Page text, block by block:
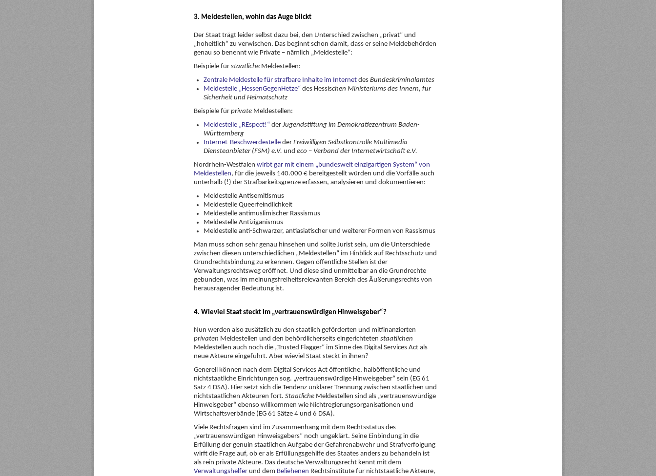
3. Meldestellen, wohin das Auge blickt
Der Staat trägt leider selbst dazu bei, den Unterschied zwischen „privat“ und
„hoheitlich“ zu verwischen. Das beginnt schon damit, dass er seine Meldebehörden
genau so benennt wie Private – nämlich „Meldestelle“:
Beispiele für staatliche Meldestellen:
Zentrale Meldestelle für strafbare Inhalte im Internet des Bundeskriminalamtes
Meldestelle „HessenGegenHetze“ des Hessischen Ministeriums des Innern, für
Sicherheit und Heimatschutz
Beispiele für private Meldestellen:
Meldestelle „REspect!“ der Jugendstiftung im Demokratiezentrum Baden-
Württemberg
Internet-Beschwerdestelle der Freiwilligen Selbstkontrolle Multimedia-
Diensteanbieter (FSM) e.V. und eco – Verband der Internetwirtschaft e.V.
Nordrhein-Westfalen wirbt gar mit einem „bundesweit einzigartigen System“ von
Meldestellen, für die jeweils 140.000 € bereitgestellt würden und die Vorfälle auch
unterhalb (!) der Strafbarkeitsgrenze erfassen, analysieren und dokumentieren:
Meldestelle Antisemitismus
Meldestelle Queerfeindlichkeit
Meldestelle antimuslimischer Rassismus
Meldestelle Antiziganismus
Meldestelle anti-Schwarzer, antiasiatischer und weiterer Formen von Rassismus
Man muss schon sehr genau hinsehen und sollte Jurist sein, um die Unterschiede
zwischen diesen unterschiedlichen „Meldestellen“ im Hinblick auf Rechtsschutz und
Grundrechtsbindung zu erkennen. Gegen öffentliche Stellen ist der
Verwaltungsrechtsweg eröffnet. Und diese sind unmittelbar an die Grundrechte
gebunden, was im meinungsfreiheitsrelevanten Bereich des Äußerungsrechts von
herausragender Bedeutung ist.
4. Wieviel Staat steckt im „vertrauenswürdigen Hinweisgeber“?
Nun werden also zusätzlich zu den staatlich geförderten und mitfinanzierten
privaten Meldestellen und den behördlicherseits eingerichteten staatlichen
Meldestellen auch noch die „Trusted Flagger“ im Sinne des Digital Services Act als
neue Akteure eingeführt. Aber wieviel Staat steckt in ihnen?
Generell können nach dem Digital Services Act öffentliche, halböffentliche und
nichtstaatliche Einrichtungen sog. „vertrauenswürdige Hinweisgeber“ sein (EG 61
Satz 4 DSA). Hier setzt sich die Tendenz unklarer Trennung zwischen staatlichen und
nichtstaatlichen Akteuren fort. Staatliche Meldestellen sind als „vertrauenswürdige
Hinweisgeber“ ebenso willkommen wie Nichtregierungsorganisationen und
Wirtschaftsverbände (EG 61 Sätze 4 und 6 DSA).
Viele Rechtsfragen sind im Zusammenhang mit dem Rechtsstatus des
„vertrauenswürdigen Hinweisgebers“ noch ungeklärt. Seine Einbindung in die
Erfüllung der genuin staatlichen Aufgabe der Gefahrenabwehr und Strafverfolgung
wirft die Frage auf, ob er als Erfüllungsgehilfe des Staates anders zu behandeln ist
als rein private Akteure. Das deutsche Verwaltungsrecht kennt mit dem
Verwaltungshelfer und dem Beliehenen Rechtsinstitute für nichtstaatliche Akteure,